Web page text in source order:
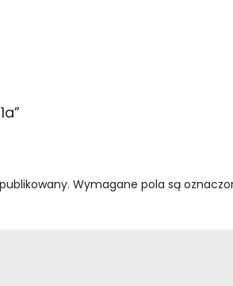
”
Wymagane pola są